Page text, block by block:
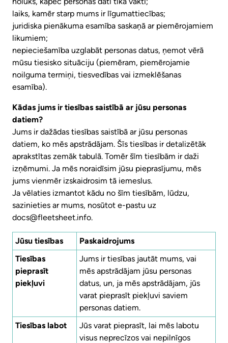
laiks, kamēr starp mums ir līgumattiecības;
juridiska pienākuma esamība saskaņā ar piemērojamiem
likumiem;
nepieciešamība uzglabāt personas datus, ņemot vērā
mūsu tiesisko situāciju (piemēram, piemērojamie
noilguma termiņi, tiesvedības vai izmeklēšanas
esamība).
Kādas jums ir tiesības saistībā ar jūsu personas
datiem?
Jums ir dažādas tiesības saistībā ar jūsu personas
datiem, ko mēs apstrādājam. Šīs tiesības ir detalizētāk
aprakstītas zemāk tabulā. Tomēr šīm tiesībām ir daži
izņēmumi. Ja mēs noraidīsim jūsu pieprasījumu, mēs
jums vienmēr izskaidrosim tā iemeslus.
Ja vēlaties izmantot kādu no šīm tiesībām, lūdzu,
sazinieties ar mums, nosūtot e-pastu uz
docs@fleetsheet.info.
Jūsu tiesības
Paskaidrojums
Tiesības
pieprasīt
piekļuvi
Jums ir tiesības jautāt mums, vai
mēs apstrādājam jūsu personas
datus, un, ja mēs apstrādājam, jūs
varat pieprasīt piekļuvi saviem
personas datiem.
Tiesības labot
Jūs varat pieprasīt, lai mēs labotu
visus neprecīzos vai nepilnīgos